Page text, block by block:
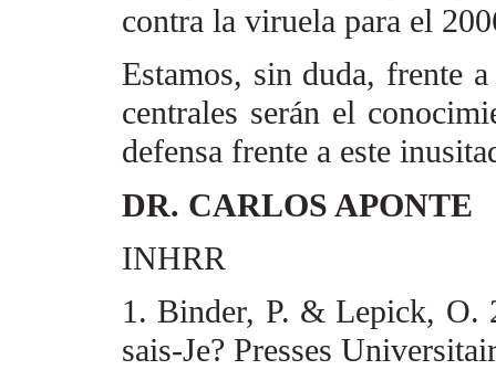
contra la viruela para el
Estamos, sin duda, frente
centrales serán el
defensa frente a este
DR. CARLOS APONTE
INHRR
1. Binder, P. & Lepick, O.
sais-Je? Presses